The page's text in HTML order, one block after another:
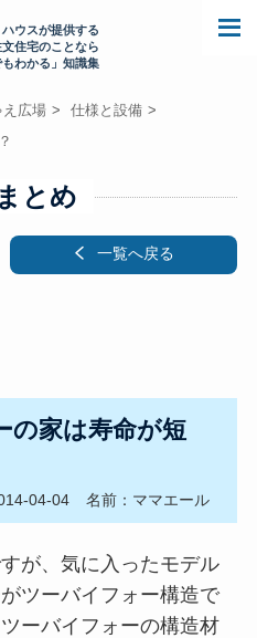
ウスが提供する
文住宅のことなら
もわかる」知識集
え広場
仕様と設備
とめ
一覧へ戻る
の家は寿命が短
04-04 名前：ママエール
が、気に入ったモデル
ツーバイフォー構造で
ーバイフォーの構造材